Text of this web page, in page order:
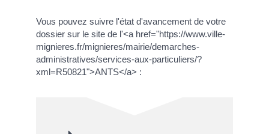
Vous pouvez suivre l'état d'avancement de votre
dossier sur le site de l'<a href="https://www.ville-
mignieres.fr/mignieres/mairie/demarches-
administratives/services-aux-particuliers/?
xml=R50821">ANTS</a> :